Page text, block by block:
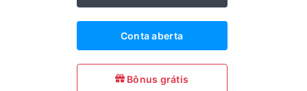
Conta aberta
Bônus grátis